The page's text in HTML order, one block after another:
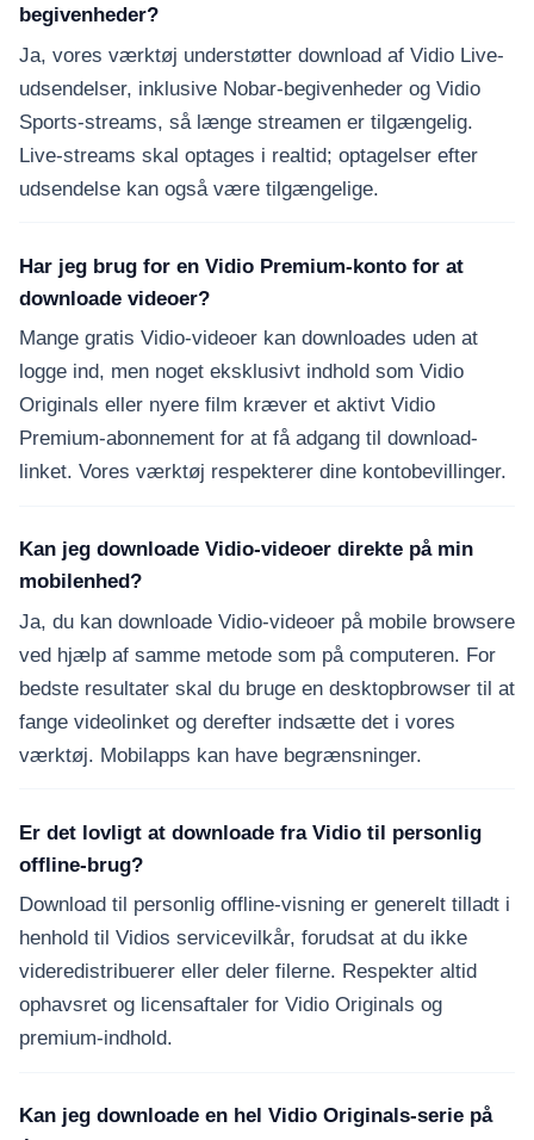
begivenheder?
Ja, vores værktøj understøtter download af Vidio Live-
udsendelser, inklusive Nobar-begivenheder og Vidio
Sports-streams, så længe streamen er tilgængelig.
Live-streams skal optages i realtid; optagelser efter
udsendelse kan også være tilgængelige.
Har jeg brug for en Vidio Premium-konto for at
downloade videoer?
Mange gratis Vidio-videoer kan downloades uden at
logge ind, men noget eksklusivt indhold som Vidio
Originals eller nyere film kræver et aktivt Vidio
Premium-abonnement for at få adgang til download-
linket. Vores værktøj respekterer dine kontobevillinger.
Kan jeg downloade Vidio-videoer direkte på min
mobilenhed?
Ja, du kan downloade Vidio-videoer på mobile browsere
ved hjælp af samme metode som på computeren. For
bedste resultater skal du bruge en desktopbrowser til at
fange videolinket og derefter indsætte det i vores
værktøj. Mobilapps kan have begrænsninger.
Er det lovligt at downloade fra Vidio til personlig
offline-brug?
Download til personlig offline-visning er generelt tilladt i
henhold til Vidios servicevilkår, forudsat at du ikke
videredistribuerer eller deler filerne. Respekter altid
ophavsret og licensaftaler for Vidio Originals og
premium-indhold.
Kan jeg downloade en hel Vidio Originals-serie på